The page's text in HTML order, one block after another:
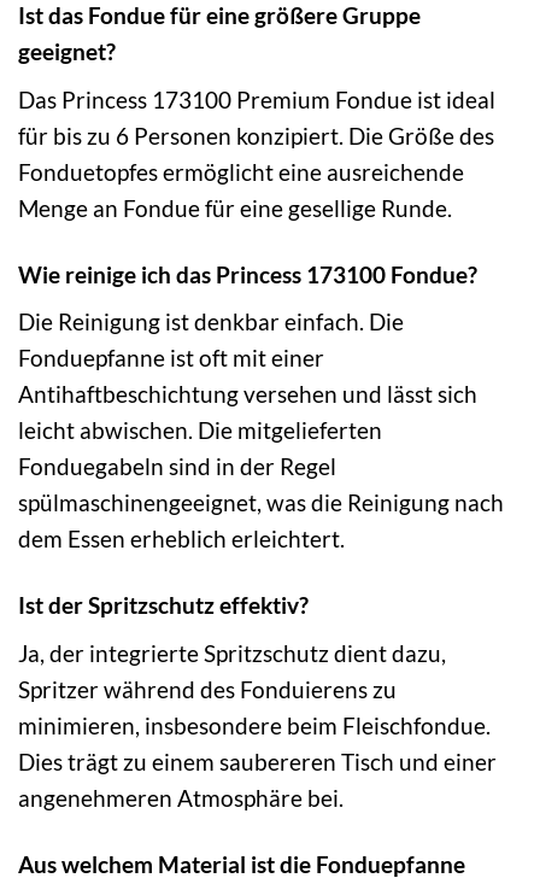
Ist das Fondue für eine größere Gruppe
geeignet?
Das Princess 173100 Premium Fondue ist ideal
für bis zu 6 Personen konzipiert. Die Größe des
Fonduetopfes ermöglicht eine ausreichende
Menge an Fondue für eine gesellige Runde.
Wie reinige ich das Princess 173100 Fondue?
Die Reinigung ist denkbar einfach. Die
Fonduepfanne ist oft mit einer
Antihaftbeschichtung versehen und lässt sich
leicht abwischen. Die mitgelieferten
Fonduegabeln sind in der Regel
spülmaschinengeeignet, was die Reinigung nach
dem Essen erheblich erleichtert.
Ist der Spritzschutz effektiv?
Ja, der integrierte Spritzschutz dient dazu,
Spritzer während des Fonduierens zu
minimieren, insbesondere beim Fleischfondue.
Dies trägt zu einem saubereren Tisch und einer
angenehmeren Atmosphäre bei.
Aus welchem Material ist die Fonduepfanne